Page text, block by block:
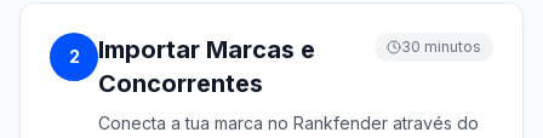
2
Importar Marcas e
Concorrentes
30 minutos
Conecta a tua marca no Rankfender através do